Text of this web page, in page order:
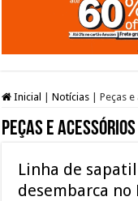
Inicial Notícias Peças
Peças e acessórios
Linha de
desembarca no